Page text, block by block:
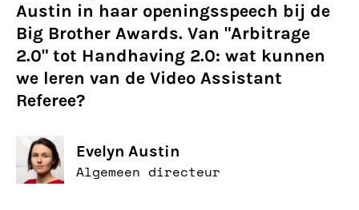
Austin in haar openingsspeech bij de
Big Brother Awards. Van "Arbitrage
2.0" tot Handhaving 2.0: wat kunnen
we leren van de Video Assistant
Referee?
Evelyn Austin
Algemeen directeur